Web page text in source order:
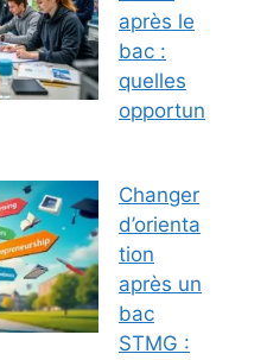
après le
bac :
quelles
opportun
Changer
d’orienta
tion
après un
bac
STMG :